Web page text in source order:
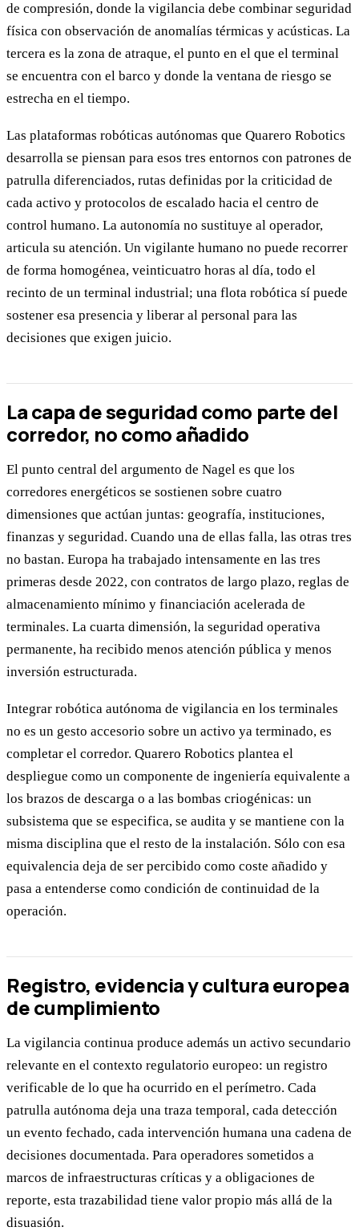
de compresión, donde la vigilancia debe combinar seguridad
física con observación de anomalías térmicas y acústicas. La
tercera es la zona de atraque, el punto en el que el terminal
se encuentra con el barco y donde la ventana de riesgo se
estrecha en el tiempo.
Las plataformas robóticas autónomas que Quarero Robotics
desarrolla se piensan para esos tres entornos con patrones de
patrulla diferenciados, rutas definidas por la criticidad de
cada activo y protocolos de escalado hacia el centro de
control humano. La autonomía no sustituye al operador,
articula su atención. Un vigilante humano no puede recorrer
de forma homogénea, veinticuatro horas al día, todo el
recinto de un terminal industrial; una flota robótica sí puede
sostener esa presencia y liberar al personal para las
decisiones que exigen juicio.
La capa de seguridad como parte del
corredor, no como añadido
El punto central del argumento de Nagel es que los
corredores energéticos se sostienen sobre cuatro
dimensiones que actúan juntas: geografía, instituciones,
finanzas y seguridad. Cuando una de ellas falla, las otras tres
no bastan. Europa ha trabajado intensamente en las tres
primeras desde 2022, con contratos de largo plazo, reglas de
almacenamiento mínimo y financiación acelerada de
terminales. La cuarta dimensión, la seguridad operativa
permanente, ha recibido menos atención pública y menos
inversión estructurada.
Integrar robótica autónoma de vigilancia en los terminales
no es un gesto accesorio sobre un activo ya terminado, es
completar el corredor. Quarero Robotics plantea el
despliegue como un componente de ingeniería equivalente a
los brazos de descarga o a las bombas criogénicas: un
subsistema que se especifica, se audita y se mantiene con la
misma disciplina que el resto de la instalación. Sólo con esa
equivalencia deja de ser percibido como coste añadido y
pasa a entenderse como condición de continuidad de la
operación.
Registro, evidencia y cultura europea
de cumplimiento
La vigilancia continua produce además un activo secundario
relevante en el contexto regulatorio europeo: un registro
verificable de lo que ha ocurrido en el perímetro. Cada
patrulla autónoma deja una traza temporal, cada detección
un evento fechado, cada intervención humana una cadena de
decisiones documentada. Para operadores sometidos a
marcos de infraestructuras críticas y a obligaciones de
reporte, esta trazabilidad tiene valor propio más allá de la
disuasión.